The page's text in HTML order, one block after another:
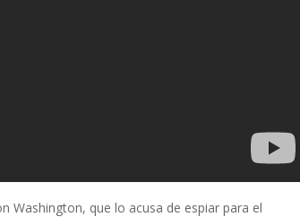
Washington, que lo acusa de espiar para el